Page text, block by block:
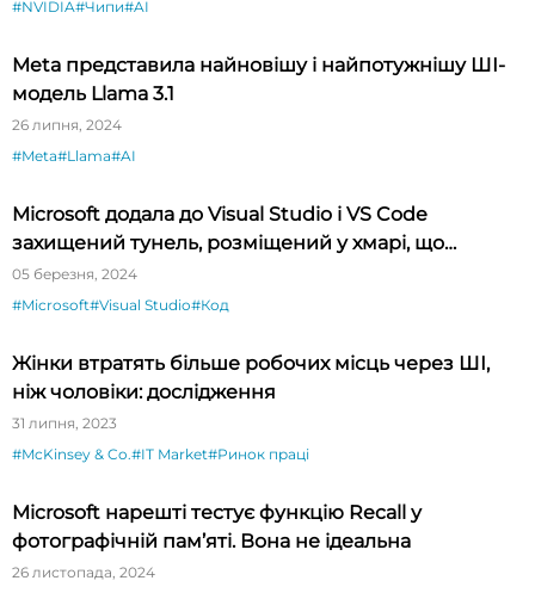
#NVIDIA#Чипи#AI
Meta представила найновішу і найпотужнішу ШІ-
модель Llama 3.1
26 липня, 2024
#Meta#Llama#AI
Microsoft додала до Visual Studio і VS Code
захищений тунель, розміщений у хмарі, що
спрощує тестування API
05 березня, 2024
#Microsoft#Visual Studio#Код
Жінки втратять більше робочих місць через ШІ,
ніж чоловіки: дослідження
31 липня, 2023
#McKinsey & Co.#IT Market#Ринок праці
Microsoft нарешті тестує функцію Recall у
фотографічній пам’яті. Вона не ідеальна
26 листопада, 2024